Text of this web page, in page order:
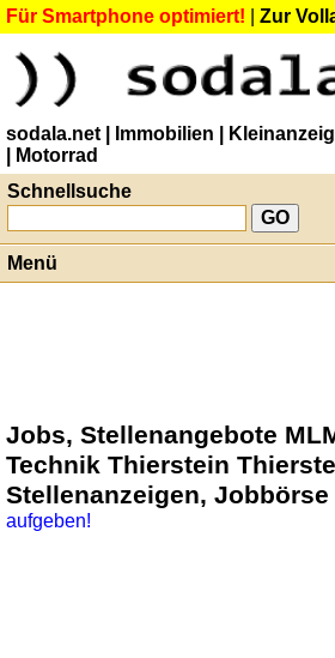
Für Smartphone optimiert! Zur
sodala.net | Immobilien |
| Motorrad
Schnellsuche
Menü
Jobs, Stellenangebote
Technik Thierstein
Stellenanzeigen, Jobbörse
aufgeben!